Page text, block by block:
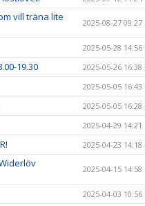
vill träna lite
2025-08-27 09:27
2025-05-28 14:56
19.30 2025-05-26 16:38
2025-05-05 16:43
2025-05-05 16:28
2025-04-29 14:21
2025-04-23 14:18
2025-04-15 14:58
2025-04-03 10:56